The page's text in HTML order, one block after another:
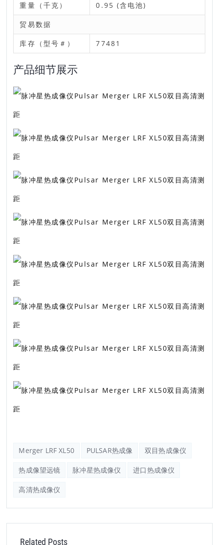
重量（千克） 0.95 (含电池)
贸易数据
库存（型号＃） 77481
产品细节展示
Merger LRF XL50 PULSAR热成像 双目热成像仪
热成像望远镜 脉冲星热成像仪 进口热成像仪
高清热成像仪
Related Posts